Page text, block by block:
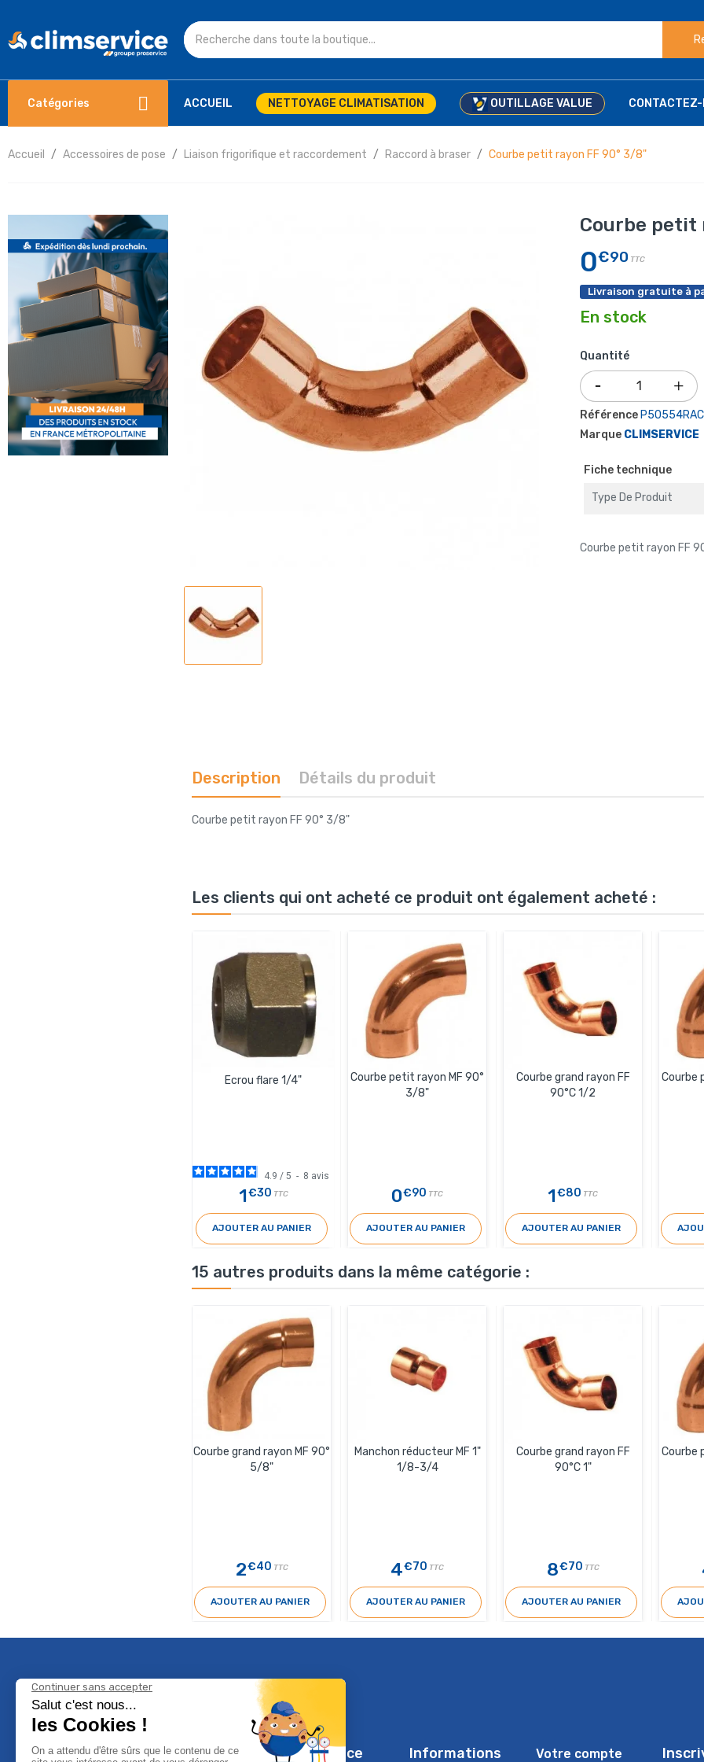
Catégories ACCUEIL NETTOYAGE CLIMATISATION OUTILLAGE VALUE CONTACTEZ-
Accueil Accessoires de pose Liaison frigorifique et raccordement Raccord à braser Courbe petit rayon FF 90° 3/8"
Courbe petit
0€90 TTC
Livraison gratuite à
En stock
Quantité
Référence P50554RAC
Marque CLIMSERVICE
Fiche technique
Type De Produit
Courbe petit rayon FF
Description Détails du produit
Courbe petit rayon FF 90° 3/8"
Les clients qui ont acheté ce produit ont également acheté :
Ecrou flare 1/4"
4.9 / 5 - 8 avis
1€30 TTC
AJOUTER AU PANIER
Courbe petit rayon MF 90°
3/8"
0€90 TTC
AJOUTER AU PANIER
Courbe grand rayon FF
90°C 1/2
1€80 TTC
AJOUTER AU PANIER
Courbe
15 autres produits dans la même catégorie :
Courbe grand rayon MF 90°
5/8"
2€40 TTC
AJOUTER AU PANIER
Manchon réducteur MF 1"
1/8-3/4
4€70 TTC
AJOUTER AU PANIER
Courbe grand rayon FF
90°C 1"
8€70 TTC
AJOUTER AU PANIER
Courbe
Climservice Informations Votre compte